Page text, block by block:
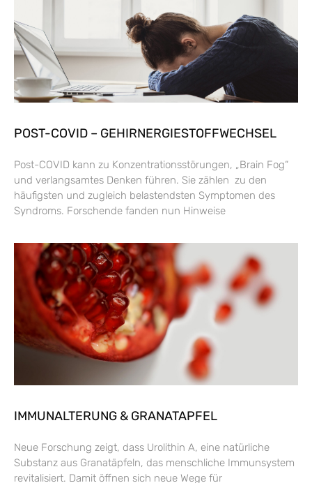
POST-COVID – GEHIRNERGIESTOFFWECHSEL
Post-COVID kann zu Konzentrationsstörungen, „Brain Fog“
und verlangsamtes Denken führen. Sie zählen zu den
häufigsten und zugleich belastendsten Symptomen des
Syndroms. Forschende fanden nun Hinweise
IMMUNALTERUNG & GRANATAPFEL
Neue Forschung zeigt, dass Urolithin A, eine natürliche
Substanz aus Granatäpfeln, das menschliche Immunsystem
revitalisiert. Damit öffnen sich neue Wege für